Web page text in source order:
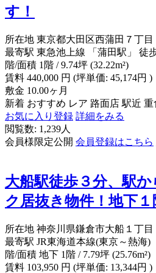
す！
所在地 東京都大田区西蒲田７丁目
最寄駅 東急池上線 「蒲田駅」 徒
階/面積 1階 / 9.74坪 (32.22m²)
賃料 440,000 円 (坪単価: 45,174円 )
敷金 10.00ヶ月
新着 おすすめ レア 路面店 駅近 重
お気に入り登録 詳細をみる
閲覧数: 1,239人
会員様限定公開 会員登録はこちら
大船駅徒歩３分、駅
ク居抜き物件！地下１
所在地 神奈川県鎌倉市大船１丁目
最寄駅 JR東海道本線(東京～熱海)
階/面積 地下 1階 / 7.79坪 (25.76m²)
賃料 103,950 円 (坪単価: 13,344円 )